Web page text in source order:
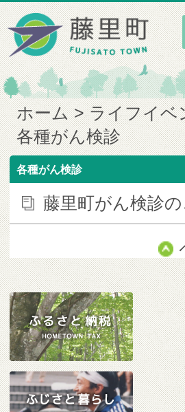
ホーム ライフイベ
各種がん検診
各種がん検診
藤里町がん検診